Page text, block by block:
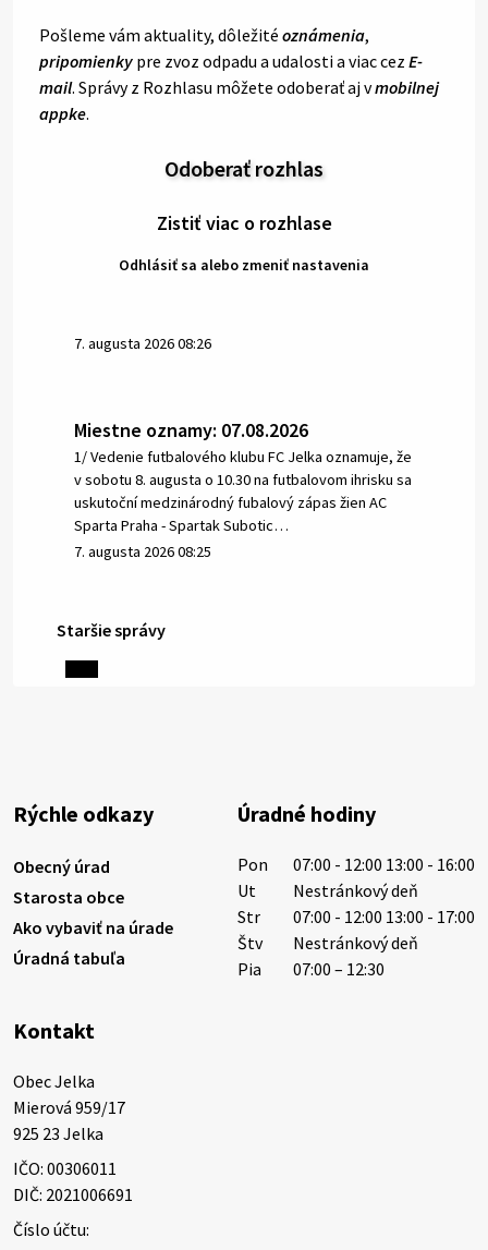
Pošleme vám aktuality, dôležité oznámenia,
pripomienky pre zvoz odpadu a udalosti a viac cez E-
mail. Správy z Rozhlasu môžete odoberať aj vmobilnej
appke.
Odoberať rozhlas
Zistiť viac o rozhlase
Odhlásiť sa alebo zmeniť nastavenia
7. augusta 2026 08:26
Miestne oznamy: 07.08.2026
1/ Vedenie futbalového klubu FC Jelka oznamuje, že
v sobotu 8. augusta o 10.30 na futbalovom ihrisku sa
uskutoční medzinárodný fubalový zápas žien AC
Sparta Praha - Spartak Subotic…
7. augusta 2026 08:25
6. augusta 2026 08:13
výdatnosti vodárenských zdrojov.
Západoslovenská vodárenská spoločnosť preto
6. augusta 2026 08:12
5. augusta 2026 13:10
Smútočný oznam: 05.08.2026 1/ Vážení obyvatelia!S
hlbokým zármutkom Vám oznamujeme, že vo veku
73 rokov nás opustila Irena Tanková, rodená
Tanková. Pohreb zosnulej bude dňa 6.08.20…
5. augusta 2026 12:59
Staršie správy
Rýchle odkazy
Obecný úrad
Starosta obce
Ako vybaviť na úrade
Úradná tabuľa
Úradné hodiny
Pon
07:00 - 12:00 13:00 - 16:00
Ut
Nestránkový deň
Str
07:00 - 12:00 13:00 - 17:00
Štv
Nestránkový deň
Pia
07:00 – 12:30
Kontakt
Obec Jelka
Mierová 959/17
925 23 Jelka
IČO: 00306011
DIČ: 2021006691
Číslo účtu: